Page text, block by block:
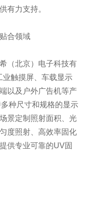
有力支持。
合领域
（北京）电子科技有
业触摸屏、车载显示
以及户外广告机等产
种尺寸和规格的显示
景定制照射面积、光
度照射、高效率固化
供专业可靠的UV固